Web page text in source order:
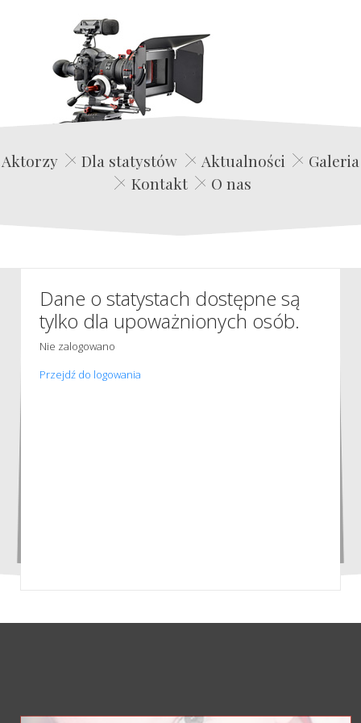
Edwin Film Agencja Aktorska
Aktorzy Dla statystów Aktualności
Galeria
Kontakt
O nas
Dane o statystach dostępne są
tylko dla upoważnionych osób.
Nie zalogowano
Przejdź do logowania